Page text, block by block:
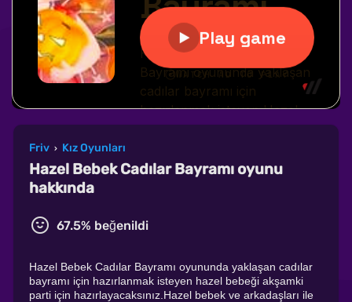
Friv › Kız Oyunları
Hazel Bebek Cadılar Bayramı oyunu
hakkında
67.5% beğenildi
Hazel Bebek Cadılar Bayramı oyununda yaklaşan cadılar
bayramı için hazırlanmak isteyen hazel bebeği akşamki
parti için hazırlayacaksınız.Hazel bebek ve arkadaşları ile